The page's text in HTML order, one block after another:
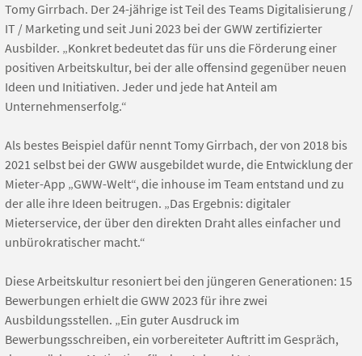
Tomy Girrbach. Der 24-jährige ist Teil des Teams Digitalisierung /
IT / Marketing und seit Juni 2023 bei der GWW zertifizierter
Ausbilder. „Konkret bedeutet das für uns die Förderung einer
positiven Arbeitskultur, bei der alle offensind gegenüber neuen
Ideen und Initiativen. Jeder und jede hat Anteil am
Unternehmenserfolg.“
Als bestes Beispiel dafür nennt Tomy Girrbach, der von 2018 bis
2021 selbst bei der GWW ausgebildet wurde, die Entwicklung der
Mieter-App „GWW-Welt“, die inhouse im Team entstand und zu
der alle ihre Ideen beitrugen. „Das Ergebnis: digitaler
Mieterservice, der über den direkten Draht alles einfacher und
unbürokratischer macht.“
Diese Arbeitskultur resoniert bei den jüngeren Generationen: 15
Bewerbungen erhielt die GWW 2023 für ihre zwei
Ausbildungsstellen. „Ein guter Ausdruck im
Bewerbungsschreiben, ein vorbereiteter Auftritt im Gespräch,